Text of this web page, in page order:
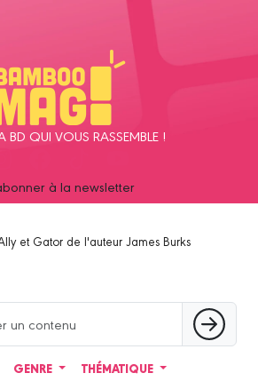
BD QUI VOUS RASSEMBLE !
à la newsletter
et Gator de l'auteur James Burks
GENRE THÉMATIQUE